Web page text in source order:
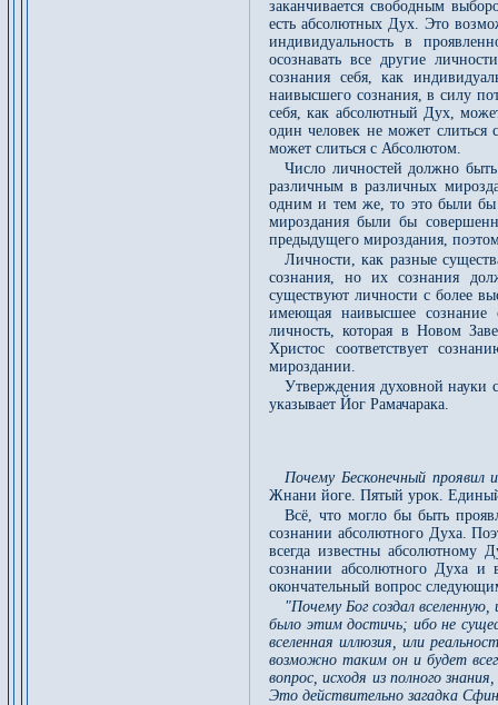
заканчивается свободным
есть абсолютных Дух. Это
индивидуальность в
осознавать все другие
сознания себя, как
наивысшего сознания, в силу
себя, как абсолютный Дух,
один человек не может слиться
может слиться с Абсолютом.
Число личностей должно
различным в различных
одним и тем же, то это были бы
мироздания были бы
предыдущего мироздания,
Личности, как разные
сознания, но их сознания
существуют личности с более
имеющая наивысшее сознание
личность, которая в Новом
Христос соответствует
мироздании.
Утверждения духовной науки
указывает Йог Рамачарака.
Почему Бесконечный проявил
Жнани йоге. Пятый урок.
Всё, что могло бы быть
сознании абсолютного Духа.
всегда известны абсолютному
сознании абсолютного Духа и
окончательный вопрос
"Почему Бог создал
было этим достичь; ибо не
вселенная иллюзия, или
возможно таким он и будет
вопрос, исходя из полного
Это действительно загадка